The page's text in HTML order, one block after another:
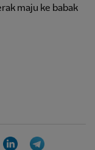
maju ke babak
LinkedIn